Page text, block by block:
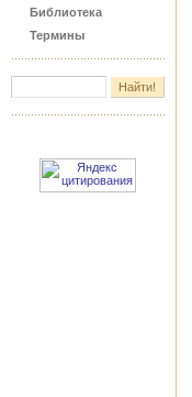
Библиотека
Термины